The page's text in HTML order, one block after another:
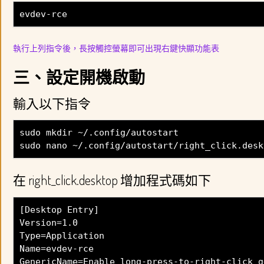
evdev-rce
執行上列指令後，長按觸控螢幕即可出現右鍵快顯功能表
三、設定開機啟動
輸入以下指令
sudo mkdir ~/.config/autostart
sudo nano ~/.config/autostart/
在 right_click.desktop 增加程式碼如下
[Desktop Entry]
Version=1.0
Type=Application
Name=evdev-rce
GenericName=Enable long-press-to-right-click